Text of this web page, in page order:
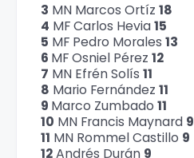
3 MN Marcos Ortíz 18
4 MF Carlos Hevia15
5 MF Pedro Morales 13
6 MF Osniel Pérez 12
7 MN Efrén Solís 11
8 Mario Fernández 11
9 Marco Zumbado 11
10 MN Francis Maynard 9
11 MN Rommel Castillo 9
12Andrés Durán 9